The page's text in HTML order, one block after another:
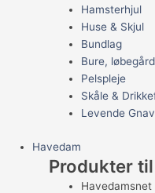
Hamsterhjul
Huse & Skjul
Bundlag
Bure,
Pelspleje
Skåle &
Levende
Havedam
Produkter
Havedamsnet